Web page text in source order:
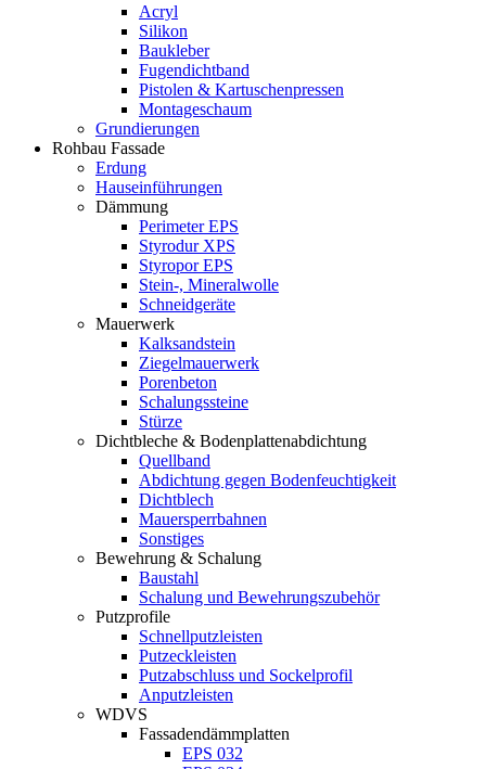
Acryl
Silikon
Baukleber
Fugendichtband
Pistolen & Kartuschenpressen
Montageschaum
Grundierungen
Rohbau Fassade
Erdung
Hauseinführungen
Dämmung
Perimeter EPS
Styrodur XPS
Styropor EPS
Stein-, Mineralwolle
Schneidgeräte
Mauerwerk
Kalksandstein
Ziegelmauerwerk
Porenbeton
Schalungssteine
Stürze
Dichtbleche & Bodenplattenabdichtung
Quellband
Abdichtung gegen Bodenfeuchtigkeit
Dichtblech
Mauersperrbahnen
Sonstiges
Bewehrung & Schalung
Baustahl
Schalung und Bewehrungszubehör
Putzprofile
Schnellputzleisten
Putzeckleisten
Putzabschluss und Sockelprofil
Anputzleisten
WDVS
Fassadendämmplatten
EPS 032